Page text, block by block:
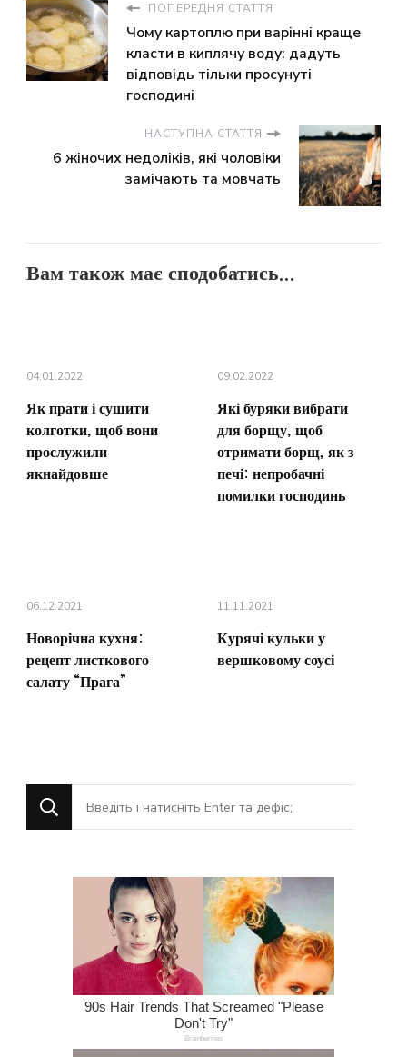
ПОПЕРЕДНЯ СТАТТЯ
Чому картоплю при варінні краще
класти в киплячу воду: дадуть
відповідь тільки просунуті
господині
НАСТУПНА СТАТТЯ
6 жіночих недоліків, які чоловіки
замічають та мовчать
Вам також має сподобатись...
04.01.2022
Як прати і сушити
колготки, щоб вони
прослужили
якнайдовше
09.02.2022
Які буряки вибрати
для борщу, щоб
отримати борщ, як з
печі: непробачні
помилки господинь
06.12.2021
Новорічна кухня:
рецепт листкового
салату “Прага”
11.11.2021
Курячі кульки у
вершковому соусі
Шукаєте
щось?